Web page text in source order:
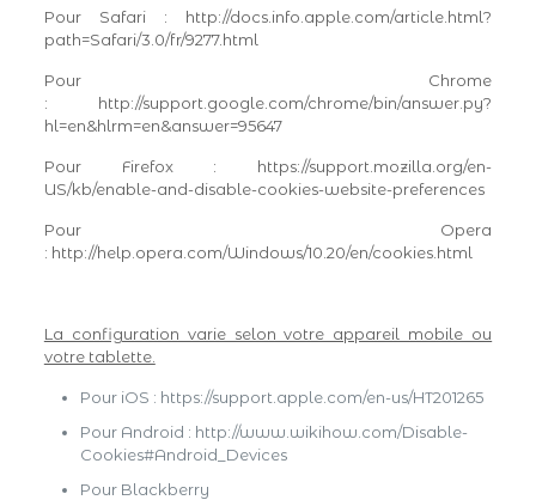
Pour Safari : http://docs.info.apple.com/article.html?
path=Safari/3.0/fr/9277.html
Pour Chrome
: http://support.google.com/chrome/bin/answer.py?
hl=en&hlrm=en&answer=95647
Pour Firefox : https://support.mozilla.org/en-
US/kb/enable-and-disable-cookies-website-preferences
Pour Opera
: http://help.opera.com/Windows/10.20/en/cookies.html
La configuration varie selon votre appareil mobile ou
votre tablette.
Pour iOS : https://support.apple.com/en-us/HT201265
Pour Android : http://www.wikihow.com/Disable-
Cookies#Android_Devices
Pour Blackberry